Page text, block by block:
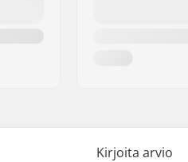
Kirjoita arvio